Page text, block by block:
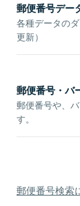
郵便番号デー
各種データの
更新）
郵便番号・バ
郵便番号や、
す。
郵便番号検索